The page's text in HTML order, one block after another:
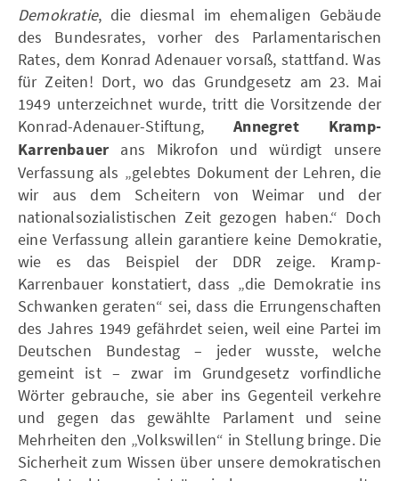
Demokratie, die diesmal im ehemaligen Gebäude
des Bundesrates, vorher des Parlamentarischen
Rates, dem Konrad Adenauer vorsaß, stattfand. Was
für Zeiten! Dort, wo das Grundgesetz am 23. Mai
1949 unterzeichnet wurde, tritt die Vorsitzende der
Konrad-Adenauer-Stiftung,Annegret Kramp-
Karrenbauer ans Mikrofon und würdigt unsere
Verfassung als „gelebtes Dokument der Lehren, die
wir aus dem Scheitern von Weimar und der
nationalsozialistischen Zeit gezogen haben.“ Doch
eine Verfassung allein garantiere keine Demokratie,
wie es das Beispiel der DDR zeige. Kramp-
Karrenbauer konstatiert, dass „die Demokratie ins
Schwanken geraten“ sei, dass die Errungenschaften
des Jahres 1949 gefährdet seien, weil eine Partei im
Deutschen Bundestag – jeder wusste, welche
gemeint ist – zwar im Grundgesetz vorfindliche
Wörter gebrauche, sie aber ins Gegenteil verkehre
und gegen das gewählte Parlament und seine
Mehrheiten den „Volkswillen“ in Stellung bringe. Die
Sicherheit zum Wissen über unsere demokratischen